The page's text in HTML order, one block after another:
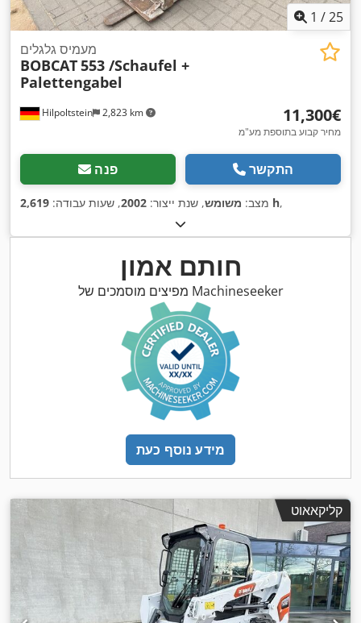
1 /25
Hilpoltstein 2,823 km
מעמיס גלגלים
BOBCAT553 /Schaufel +
Palettengabel
‏11,300 ‏€
מחיר קבוע בתוספת מע"מ
פנה התקשר
מצב: משומש, שנת ייצור: 2002, שעות עבודה: 2,619 h,
חותם אמון
מפיצים מוסמכים של Machineseeker
מידע נוסף כעת
קליקאאוט